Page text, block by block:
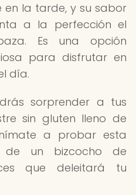
la tarde, y su sabor
a la perfección el
Es una opción
para disfrutar en
día.
sorprender a tus
sin gluten lleno de
a probar esta
un bizcocho de
que deleitará tu